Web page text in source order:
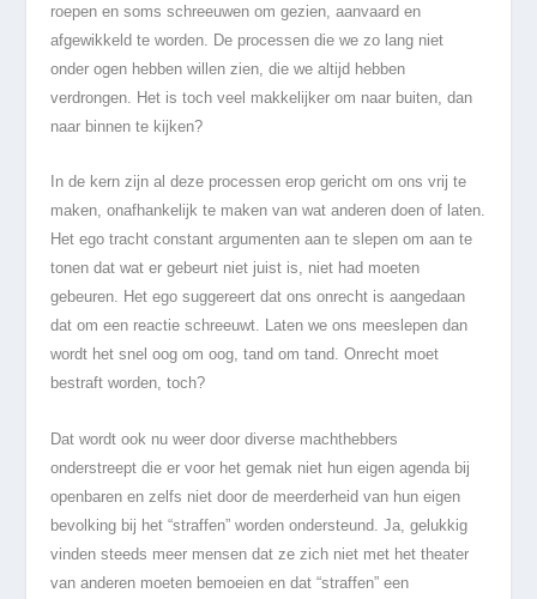
roepen en soms schreeuwen om gezien, aanvaard en
afgewikkeld te worden. De processen die we zo lang niet
onder ogen hebben willen zien, die we altijd hebben
verdrongen. Het is toch veel makkelijker om naar buiten, dan
naar binnen te kijken?
In de kern zijn al deze processen erop gericht om ons vrij te
maken, onafhankelijk te maken van wat anderen doen of laten.
Het ego tracht constant argumenten aan te slepen om aan te
tonen dat wat er gebeurt niet juist is, niet had moeten
gebeuren. Het ego suggereert dat ons onrecht is aangedaan
dat om een reactie schreeuwt. Laten we ons meeslepen dan
wordt het snel oog om oog, tand om tand. Onrecht moet
bestraft worden, toch?
Dat wordt ook nu weer door diverse machthebbers
onderstreept die er voor het gemak niet hun eigen agenda bij
openbaren en zelfs niet door de meerderheid van hun eigen
bevolking bij het “straffen” worden ondersteund. Ja, gelukkig
vinden steeds meer mensen dat ze zich niet met het theater
van anderen moeten bemoeien en dat “straffen” een